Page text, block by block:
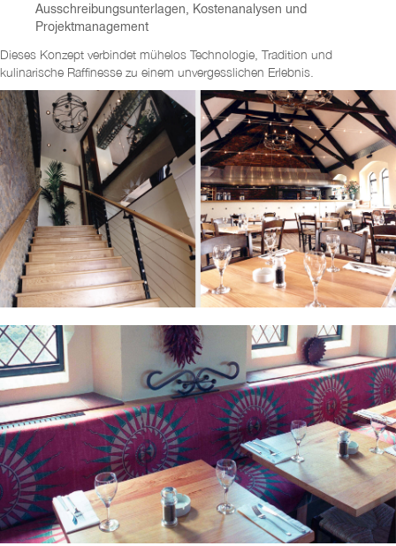
Ausschreibungsunterlagen, Kostenanalysen und
Projektmanagement
Dieses Konzept verbindet mühelos Technologie, Tradition und
kulinarische Raffinesse zu einem unvergesslichen Erlebnis.